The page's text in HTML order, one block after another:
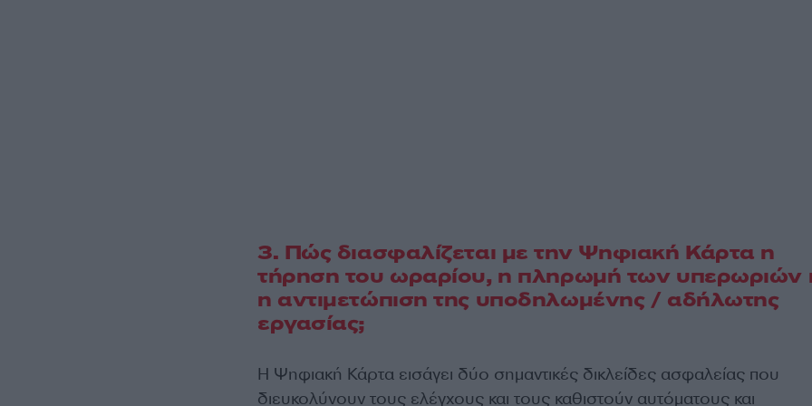
3. Πώς διασφαλίζεται με την Ψηφιακή Κάρτα η
τήρηση του ωραρίου, η πληρωμή των υπερωριών
η αντιμετώπιση της υποδηλωμένης / αδήλωτης
εργασίας;
Η Ψηφιακή Κάρτα εισάγει δύο σημαντικές δικλείδες ασφαλείας που
διευκολύνουν τους ελέγχους και τους καθιστούν αυτόματους και